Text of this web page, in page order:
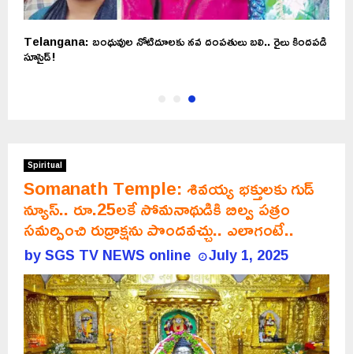
Telangana: బంధువుల నోటిదూలకు నవ దంపతులు బలి.. రైలు కిందపడి
సూసైడ్‌!
Spiritual
Somanath Temple: శివయ్య భక్తులకు గుడ్
న్యూస్.. రూ.25లకే సోమనాథుడికి బిల్వ పత్రం
సమర్పించి రుద్రాక్షను పొందవచ్చు.. ఎలాగంటే..
bySGS TV NEWS online July 1, 2025